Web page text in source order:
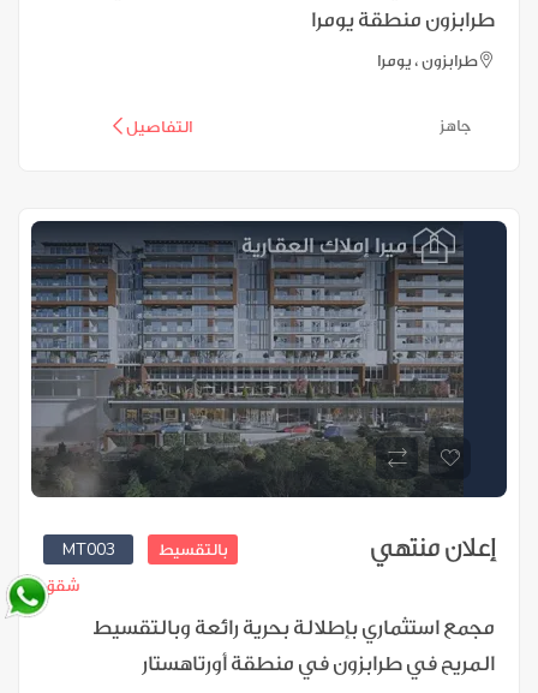
طرابزون منطقة يومرا
طرابزون ، يومرا
التفاصيل
MT003 بالتقسيط إعلان منتهي
شقق
مجمع استثماري بإطلالة بحرية رائعة وبالتقسيط
المريح في طرابزون في منطقة أورتاهستار